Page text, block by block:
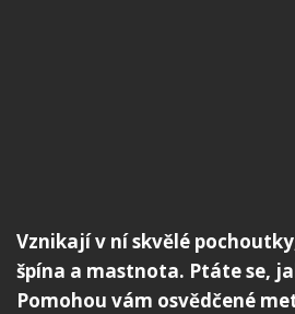
Vznikají v ní skvělé
špína a mastnota. Ptáte se,
Pomohou vám osvědčené